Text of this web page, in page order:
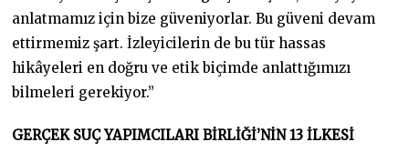
anlatmamız için bize güveniyorlar. Bu güveni devam
ettirmemiz şart. İzleyicilerin de bu tür hassas
hikâyeleri en doğru ve etik biçimde anlattığımızı
bilmeleri gerekiyor.”
GERÇEK SUÇ YAPIMCILARI BİRLİĞİ’NİN 13 İLKESİ